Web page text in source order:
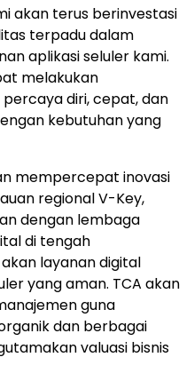
akan terus berinvestasi
terpadu dalam
aplikasi seluler kami.
melakukan
diri, cepat, dan
kebutuhan yang
mempercepat inovasi
regional V-Key,
dengan lembaga
di tengah
layanan digital
yang aman. TCA akan
guna
dan berbagai
valuasi bisnis